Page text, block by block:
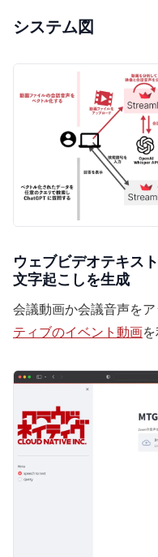
システム図
ウェブビデオテキス
文字起こしを生成
会議動画か会議音声を
ティブのイベント動画